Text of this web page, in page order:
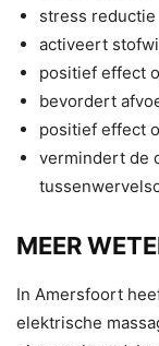
stress reductie
activeert
positief effect
bevordert
positief effect
vermindert de
MEER
In Amersfoort
elektrische